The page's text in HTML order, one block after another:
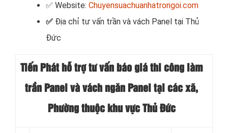
✅ Website: Chuyensuachuanhatrongoi.com
✅ Địa chỉ tư vấn trần và vách Panel tại Thủ
Đức
Tiến Phát hỗ trợ tư vấn báo giá thi công làm
trần Panel và vách ngăn Panel tại các xã,
Phường thuộc khu vực Thủ Đức